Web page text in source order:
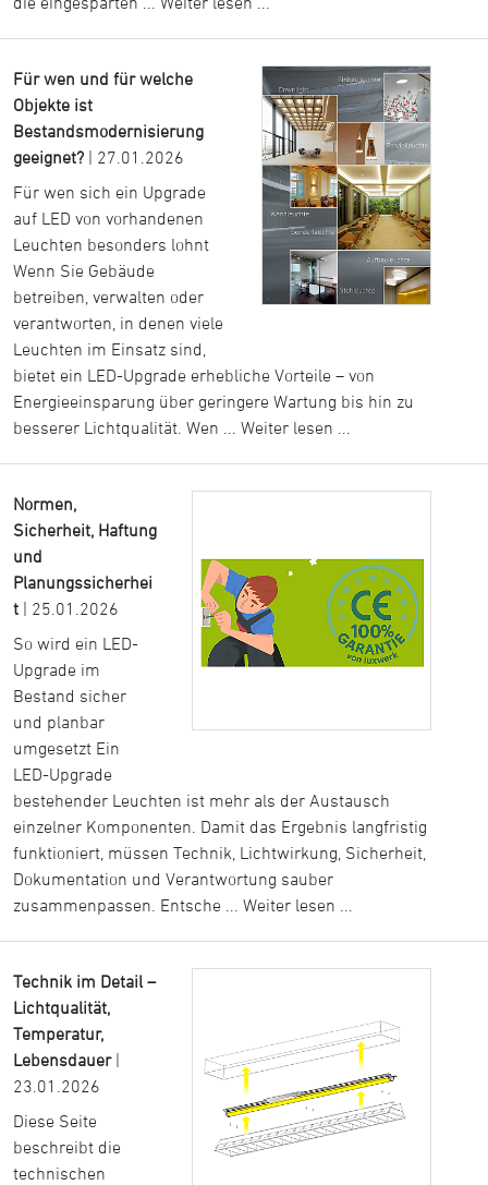
Für wen und für welche
Objekte ist
Bestandsmodernisierung
geeignet? | 27.01.2026
Für wen sich ein Upgrade
auf LED von vorhandenen
Leuchten besonders lohnt
Wenn Sie Gebäude
betreiben, verwalten oder
verantworten, in denen viele
Leuchten im Einsatz sind,
bietet ein LED-Upgrade erhebliche Vorteile – von
Energieeinsparung über geringere Wartung bis hin zu
besserer Lichtqualität. Wen ... Weiter lesen ...
Normen,
Sicherheit, Haftung
und
Planungssicherhei
t | 25.01.2026
So wird ein LED-
Upgrade im
Bestand sicher
und planbar
umgesetzt Ein
LED-Upgrade
bestehender Leuchten ist mehr als der Austausch
einzelner Komponenten. Damit das Ergebnis langfristig
funktioniert, müssen Technik, Lichtwirkung, Sicherheit,
Dokumentation und Verantwortung sauber
zusammenpassen. Entsche ... Weiter lesen ...
Technik im Detail –
Lichtqualität,
Temperatur,
Lebensdauer|
23.01.2026
Diese Seite
beschreibt die
technischen